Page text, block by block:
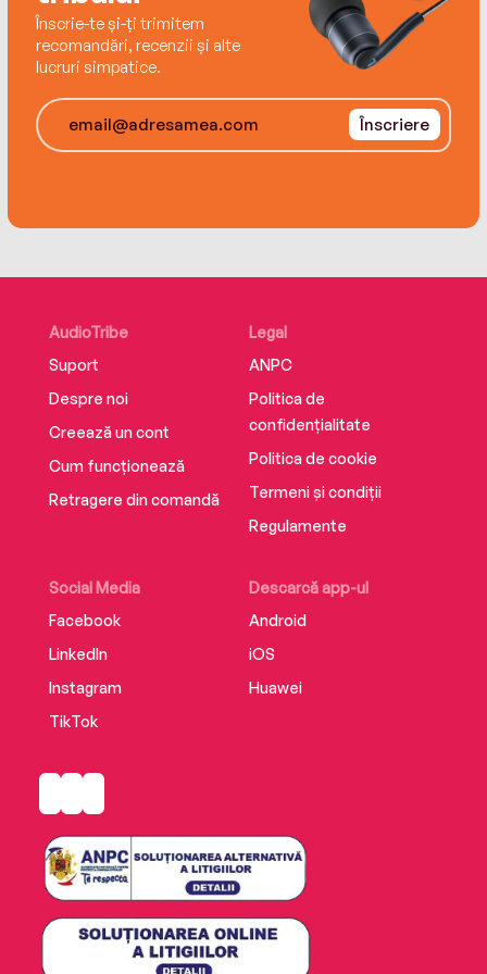
Înscrie-te și-ți trimitem
recomandări, recenzii și alte
lucruri simpatice.
Înscriere
AudioTribe
Suport
Despre noi
Creează un cont
Cum funcționează
Retragere din comandă
Social Media
Facebook
LinkedIn
Instagram
TikTok
Descarcă app-ul
Android
iOS
Huawei
Legal
ANPC
Politica de
confidențialitate
Politica de cookie
Termeni și condiții
Regulamente